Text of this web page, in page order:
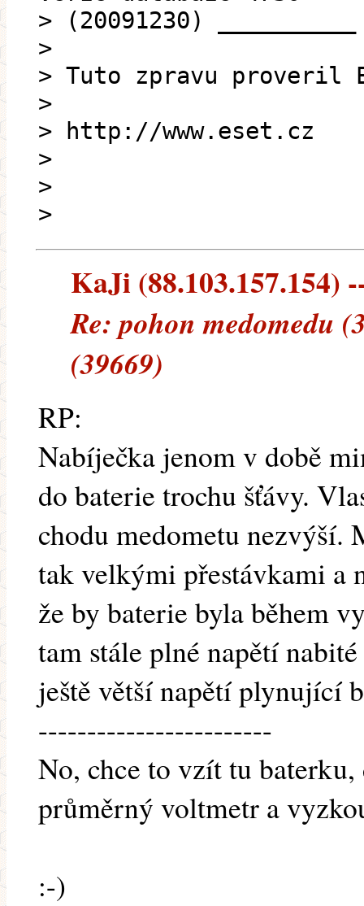
> (20091230) __________
>
> Tuto zpravu proveril
>
> http://www.eset.cz
>
>
>
KaJi (88.103.157.154)
Re: pohon medomedu
(39669)
RP:
Nabíječka jenom v době
do baterie trochu šťávy.
chodu medometu nezvýší.
tak velkými přestávkami a
že by baterie byla během
tam stále plné napětí
ještě větší napětí plynující
------------------------
No, chce to vzít tu
průměrný voltmetr a
:-)